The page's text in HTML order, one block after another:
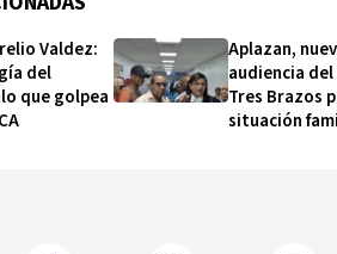
Valdez:
del
que golpea
Aplazan,
audiencia
Tres Brazos
situación